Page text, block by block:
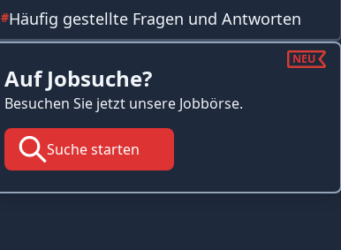
#Häufig gestellte Fragen und Antworten
NEU
Auf Jobsuche?
Besuchen Sie jetzt unsere Jobbörse.
Suche starten